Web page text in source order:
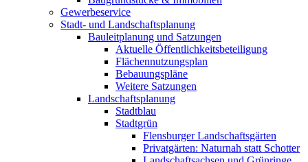
Gewerbeservice
Stadt- und Landschaftsplanung
Bauleitplanung und Satzungen
Aktuelle Öffentlichkeitsbeteiligung
Flächennutzungsplan
Bebauungspläne
Weitere Satzungen
Landschaftsplanung
Stadtblau
Stadtgrün
Flensburger Landschaftsgärten
Privatgärten: Naturnah statt Schotter